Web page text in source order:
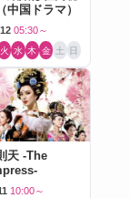
中国ドラマ）
05:30～
火 水 木 金 土 日
天 -The
10:00～